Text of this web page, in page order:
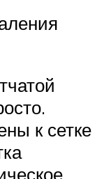
к сетке